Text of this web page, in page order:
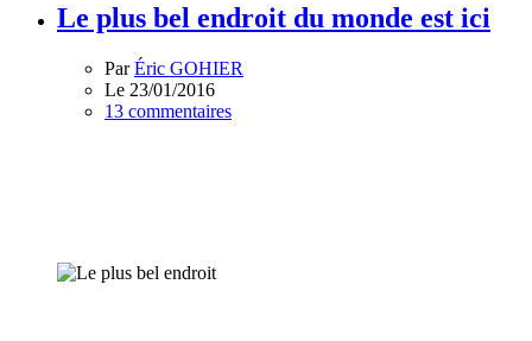
Le plus bel endroit du monde est ici
ParÉric GOHIER
Le 23/01/2016
13 commentaires